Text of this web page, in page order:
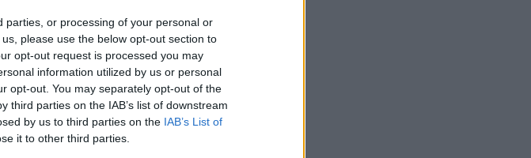
parties, or processing of your personal or
please use the below opt-out section to
opt-out request is processed you may
information utilized by us or personal
opt-out. You may separately opt-out of the
third parties on the IAB’s list of downstream
by us to third parties on the IAB’s List of
it to other third parties.